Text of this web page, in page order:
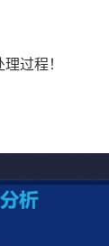
过程！